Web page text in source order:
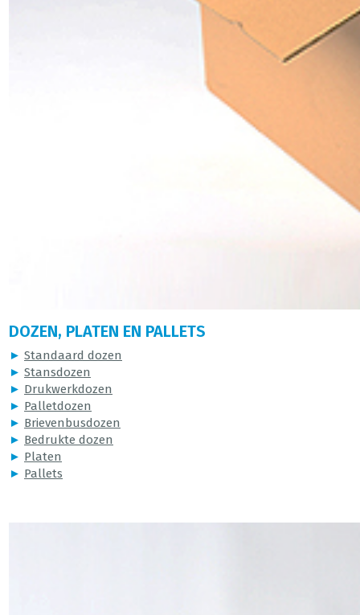
DOZEN, PLATEN EN PALLETS
► Standaard dozen
► Stansdozen
► Drukwerkdozen
► Palletdozen
► Brievenbusdozen
► Bedrukte dozen
► Platen
► Pallets